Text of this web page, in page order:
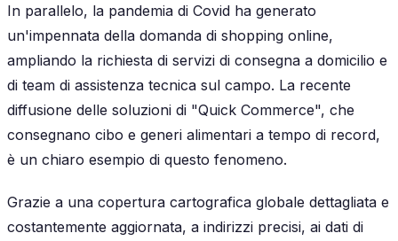
In parallelo, la pandemia di Covid ha generato
un'impennata della domanda di shopping online,
ampliando la richiesta di servizi di consegna a domicilio e
di team di assistenza tecnica sul campo. La recente
diffusione delle soluzioni di "Quick Commerce", che
consegnano cibo e generi alimentari a tempo di record,
è un chiaro esempio di questo fenomeno.
Grazie a una copertura cartografica globale dettagliata e
costantemente aggiornata, a indirizzi precisi, ai dati di